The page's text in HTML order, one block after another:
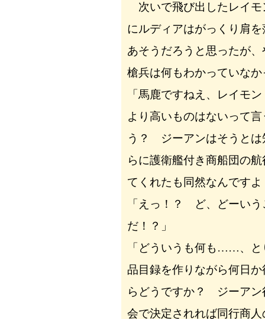
次いで飛び出したレイモ
にルディアはがっくり肩
あそうだろうと思ったが
槍兵は何もわかっていな
「馬鹿ですねえ、レイモ
より高いものはないって
う？ ジーアンはそうとは
らに護衛艦付き商船団の
てくれたも同然なんですよ
「えっ！？ ど、どーいう
だ！？」
「どういうも何も……、と
品目録を作りながら何日
らどうですか？ ジーアン
会で決定されれば同行商